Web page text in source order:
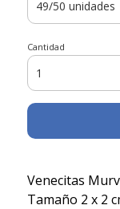
Cantidad
Venecitas
Tamaño 2 x 2